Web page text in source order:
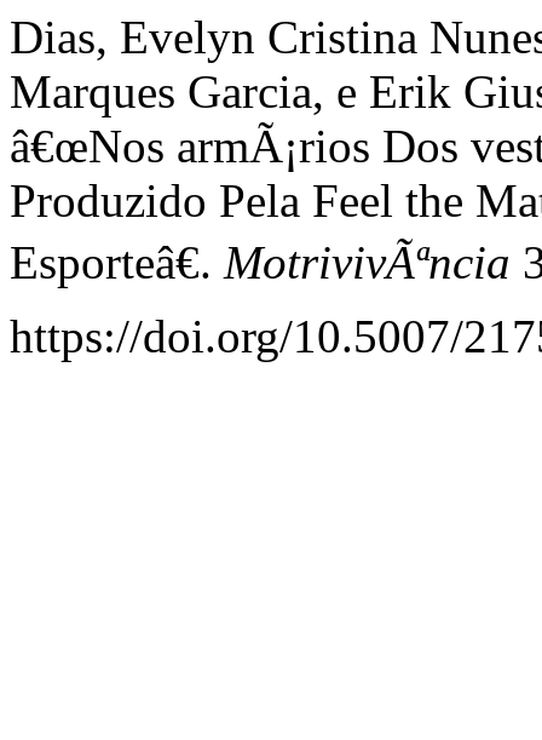
Dias, Evelyn Cristina
Marques Garcia, e Erik
â€œNos armÃ¡rios Dos
Produzido Pela Feel the
Esporteâ€. MotrivivÃªncia
https://doi.org/10.5007/